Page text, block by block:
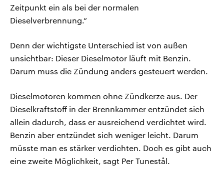
Zeitpunkt ein als bei der normalen
Dieselverbrennung.“
Denn der wichtigste Unterschied ist von außen
unsichtbar: Dieser Dieselmotor läuft mit Benzin.
Darum muss die Zündung anders gesteuert werden.
Dieselmotoren kommen ohne Zündkerze aus. Der
Dieselkraftstoff in der Brennkammer entzündet sich
allein dadurch, dass er ausreichend verdichtet wird.
Benzin aber entzündet sich weniger leicht. Darum
müsste man es stärker verdichten. Doch es gibt auch
eine zweite Möglichkeit, sagt Per Tunestål.